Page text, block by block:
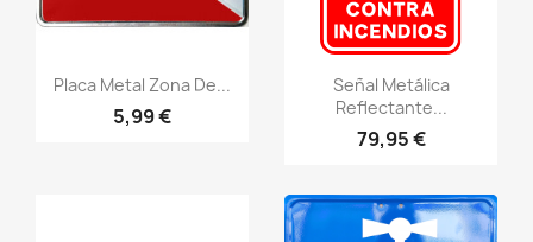
visibilityVistazo rápido
Placa Metal Zona De...
5,99 €
visibilityVistazo rápido
Señal Metálica
Reflectante...
79,95 €